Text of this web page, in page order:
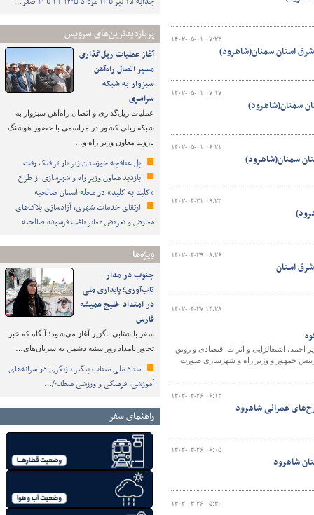
پربازدیدترین‌های سرویس
آغاز عملیات ریل‌گذاری
مسیر اتصال راه‌آهن
سبزوار به شبکه
سراسری
عملیات ریل‌گذاری و اتصال راه‌آهن سبزوار به
شبکه ریلی کشور در مراسمی با حضور هوشنگ
بازوند معاون وزیر راه و…
پل عنافچه خوزستان زیر بار ترافیک رفت
بازدید معاون وزیر راه و شهرسازی از طرح
«کلید به کلید» در محله آسمان صالحیه
ارتقای خدمات شهری، آزادسازی پلاک‌های
معارض و تعریض معابر بافت فرسوده صالحیه
ویژه‌ها
جنوب در مدار
تاب‌آوری؛ پایداری ملی
در امتداد خلیج همیشه
فارس
سفر با شتابی ناگزیر آغاز می‌شود؛ آنگاه که خبر
تجاوز بامداد روز شنبه دشمن به شریان‌های…
ستاد ملی میناب پیگیر بازنگری در سرانه‌های
آموزشی، فرهنگی و ورزشی منطقه/…
راهنمای سفر
۱۴۰۲-۰۵-۰۱ ۰۷:۲۳
استان سمنان(شاهرود)
۱۴۰۲-۰۵-۰۱ ۰۷:۱۷
سمنان(شاهرود)
۱۴۰۲-۰۵-۰۱ ۰۶:۲۱
سمنان(شاهرود)
۱۴۰۲-۰۴-۳۱ ۰۹:۲۳
۱۴۰۲-۰۴-۲۹ ۰۸:۲۶
استان
۱۴۰۲-۰۴-۲۷ ۱۴:۲۸
اشتغالزایی و اثرات اقتصادی و رونق
رییس جمهور و وزیر راه و شهرسازی صورت
۱۴۰۲-۰۴-۲۶ ۰۶:۱۲
عمرانی شاهرود
۱۴۰۲-۰۴-۲۶ ۰۶:۰۵
شاهرود
۱۴۰۲-۰۴-۲۶ ۰۵:۴۰